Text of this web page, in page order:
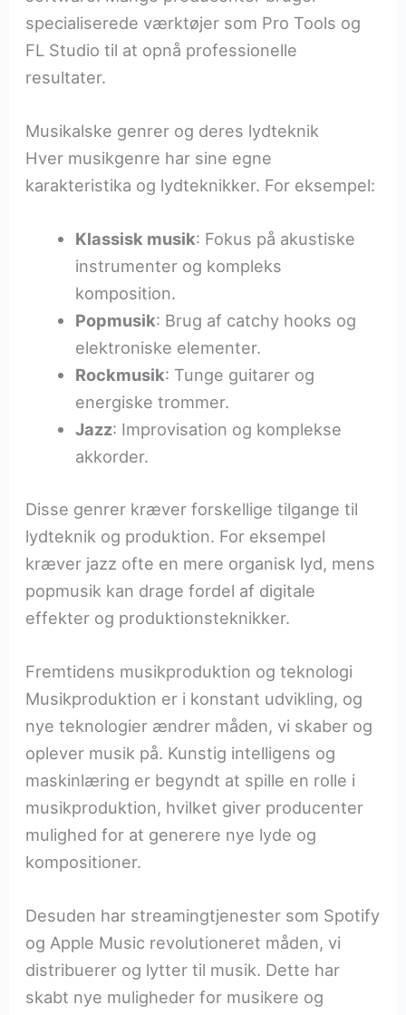
specialiserede værktøjer som Pro Tools og
FL Studio til at opnå professionelle
resultater.
Musikalske genrer og deres lydteknik
Hver musikgenre har sine egne
karakteristika og lydteknikker. For eksempel:
Klassisk musik: Fokus på akustiske
instrumenter og kompleks
komposition.
Popmusik: Brug af catchy hooks og
elektroniske elementer.
Rockmusik: Tunge guitarer og
energiske trommer.
Jazz: Improvisation og komplekse
akkorder.
Disse genrer kræver forskellige tilgange til
lydteknik og produktion. For eksempel
kræver jazz ofte en mere organisk lyd, mens
popmusik kan drage fordel af digitale
effekter og produktionsteknikker.
Fremtidens musikproduktion og teknologi
Musikproduktion er i konstant udvikling, og
nye teknologier ændrer måden, vi skaber og
oplever musik på. Kunstig intelligens og
maskinlæring er begyndt at spille en rolle i
musikproduktion, hvilket giver producenter
mulighed for at generere nye lyde og
kompositioner.
Desuden har streamingtjenester som Spotify
og Apple Music revolutioneret måden, vi
distribuerer og lytter til musik. Dette har
skabt nye muligheder for musikere og